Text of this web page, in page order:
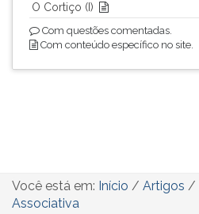
O Cortiço (I)
Com questões comentadas.
Com conteúdo específico no site.
Você está em: Início / Artigos /
Associativa